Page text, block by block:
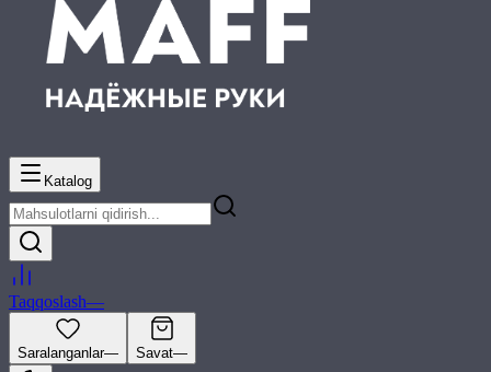
Katalog
Taqqoslash—
Saralanganlar— Savat—